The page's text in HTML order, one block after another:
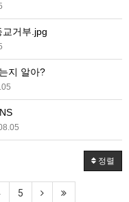
교거부.jpg
지 알아?
정렬
5